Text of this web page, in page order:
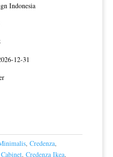
Indonesia
12-31
, Credenza,
, Credenza Ikea,